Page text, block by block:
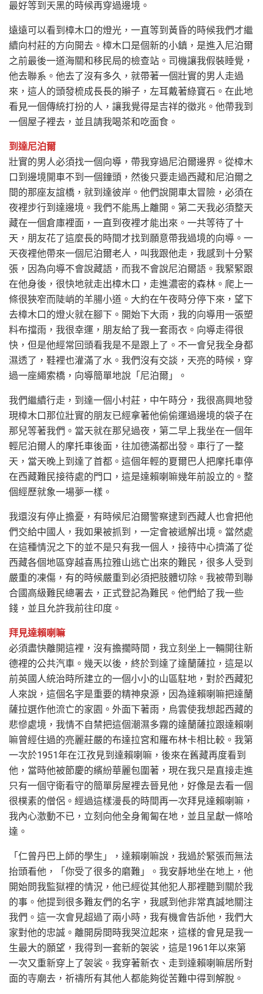
最好等到天黑的時候再穿過邊境。
遠遠可以看到樟木口的燈光，一直等到黃昏的時候我們才繼
續向村莊的方向開去。樟木口是個新的小鎮，是進入尼泊爾
之前最後一道海關和移民局的檢查站。司機讓我假裝睡覺，
他去聯系。他去了沒有多久，就帶著一個壯實的男人走過
來，這人的頭發梳成長長的辮子，左耳戴著綠寶石。在此地
看見一個傳統打扮的人，讓我覺得是吉祥的徵兆。他帶我到
一個屋子裡去，並且請我喝茶和吃面食。
到達尼泊爾
壯實的男人必須找一個向導，帶我穿過尼泊爾邊界。從樟木
口到邊境開車不到一個鐘頭，然後只要走過西藏和尼泊爾之
間的那座友誼橋，就到達彼岸。他們說開車太冒險，必須在
夜裡步行到達邊境。我們不能馬上離開。第二天我必須整天
藏在一個倉庫裡面，一直到夜裡才能出來。一共等待了十
天，朋友花了這麼長的時間才找到願意帶我過境的向導。一
天夜裡他帶來一個尼泊爾老人，叫我跟他走，我感到十分緊
張，因為向導不會說藏語，而我不會說尼泊爾語。我緊緊跟
在他身後，很快地就走出樟木口，走進濃密的森林。爬上一
條很狹窄而陡峭的羊腸小道。大約在午夜時分停下來，望下
去樟木口的燈火就在腳下。開始下大雨，我的向導用一張塑
料布擋雨，我很幸運，朋友給了我一套雨衣。向導走得很
快，但是他經常回頭看我是不是跟上了。不一會兒我全身都
濕透了，鞋裡也灌滿了水。我們沒有交談，天亮的時候，穿
過一座繩索橋，向導簡單地說「尼泊爾」。
我們繼續行走，到達一個小村莊，中午時分，我很高興地發
現樟木口那位壯實的朋友已經拿著他偷偷運過邊境的袋子在
那兒等著我們。當天就在那兒過夜，第二早上我坐在一個年
輕尼泊爾人的摩托車後面，往加德滿都出發。車行了一整
天，當天晚上到達了首都。這個年輕的夏爾巴人把摩托車停
在西藏難民接待處的門口，這是達賴喇嘛幾年前設立的。整
個經歷就象一場夢一樣。
我還沒有停止擔憂，有時候尼泊爾警察逮到西藏人也會把他
們交給中國人，我如果被抓到，一定會被遞解出境。當然處
在這種情況之下的並不是只有我一個人，接待中心擠滿了從
西藏各個地區穿越喜馬拉雅山逃亡出來的難民，很多人受到
嚴重的凍傷，有的時候嚴重到必須把肢體切除。我被帶到聯
合國高級難民總署去，正式登記為難民。他們給了我一些
錢，並且允許我前往印度。
拜見達賴喇嘛
必須盡快離開這裡，沒有擔擱時間，我立刻坐上一輛開往新
德裡的公共汽車。幾天以後，終於到達了達蘭薩拉，這是以
前英國人統治時所建立的一個小小的山區駐地，對於西藏犯
人來說，這個名字是重要的精神泉源，因為達賴喇嘛把達蘭
薩拉選作他流亡的家園。外面下著雨，烏雲使我想起西藏的
悲慘處境，我情不自禁把這個潮濕多霧的達蘭薩拉跟達賴喇
嘛曾經住過的亮麗莊嚴的布達拉宮和羅布林卡相比較。我第
一次於1951年在江孜見到達賴喇嘛，後來在舊藏再度看到
他，當時他被節慶的繽紛華麗包圍著，現在我只是直接走進
只有一個守衛看守的簡單房屋裡去晉見他，好像是去看一個
很樸素的僧侶。經過這樣漫長的時間再一次拜見達賴喇嘛，
我內心激動不已，立刻向他全身匍匐在地，並且呈獻一條哈
達。
「仁曾丹巴上師的學生」，達賴喇嘛說，我過於緊張而無法
抬頭看他，「你受了很多的磨難」。我安靜地坐在地上，他
開始問我監獄裡的情況，他已經從其他犯人那裡聽到關於我
的事。他提到很多難友們的名字，我感到他非常真誠地關注
我們。這一次會見超過了兩小時，我有機會告訴他，我們大
家對他的忠誠。離開房間時我哭泣起來，這樣的會見是我一
生最大的願望，我得到一套新的袈裟，這是1961年以來第
一次又重新穿上了袈裟。我穿著新衣、走到達賴喇嘛居所對
面的寺廟去，祈禱所有其他人都能夠從苦難中得到解脫。